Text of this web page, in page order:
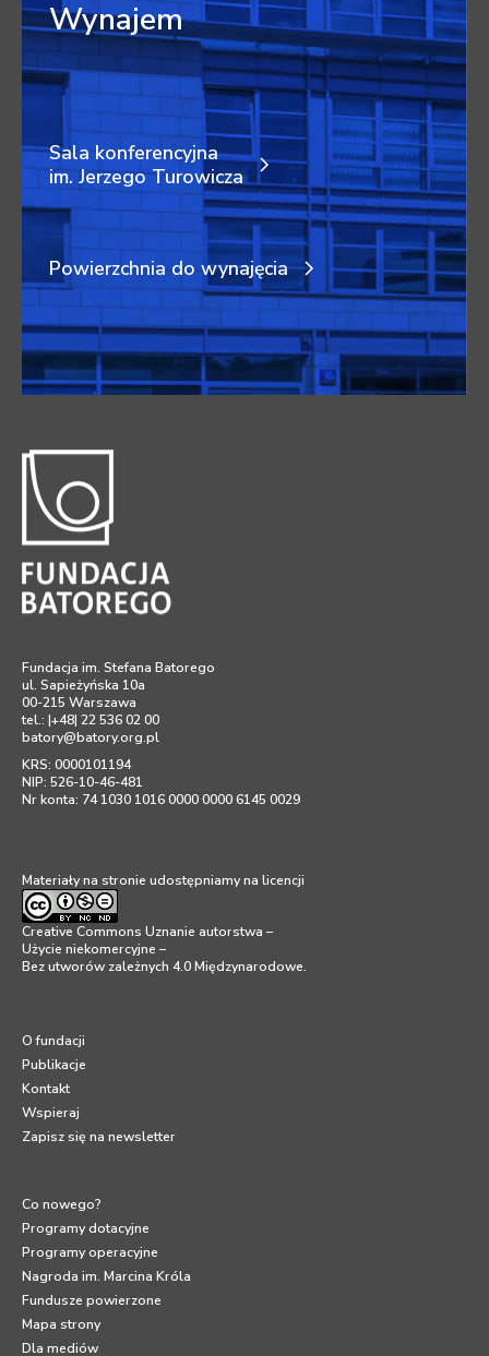
Fundacja im. Stefana Batorego
ul. Sapieżyńska 10a
00-215 Warszawa
tel.: |+48| 22 536 02 00
batory@batory.org.pl
KRS: 0000101194
NIP: 526-10-46-481
Nr konta: 74 1030 1016 0000 0000 6145 0029
Materiały na stronie udostępniamy na licencji
Creative Commons Uznanie autorstwa –
Użycie niekomercyjne –
Bez utworów zależnych 4.0 Międzynarodowe.
O fundacji
Publikacje
Kontakt
Wspieraj
Zapisz się na newsletter
Co nowego?
Programy dotacyjne
Programy operacyjne
Nagroda im. Marcina Króla
Fundusze powierzone
Mapa strony
Dla mediów
Wynajem
Sala konferencyjna
im. Jerzego Turowicza
Powierzchnia do wynajęcia